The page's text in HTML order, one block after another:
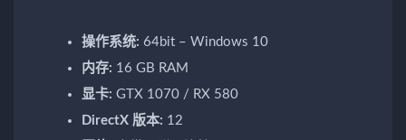
操作系统: 64bit – Windows 10
内存: 16 GB RAM
显卡: GTX 1070 / RX 580
DirectX 版本: 12